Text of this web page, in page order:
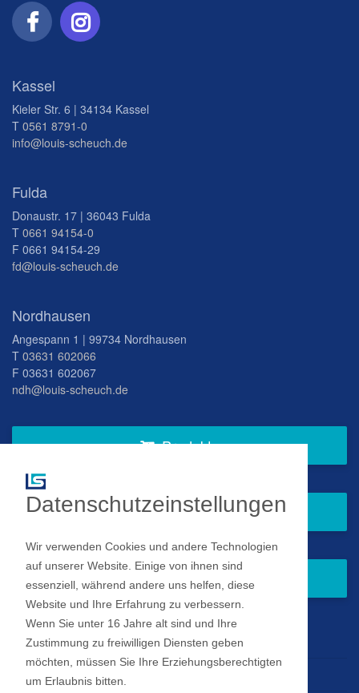
Kassel
Kieler Str. 6 | 34134 Kassel
T 0561 8791-0
info@louis-scheuch.de
Fulda
Donaustr. 17 | 36043 Fulda
T 0661 94154-0
F 0661 94154-29
fd@louis-scheuch.de
Nordhausen
Angespann 1 | 99734 Nordhausen
T 03631 602066
F 03631 602067
ndh@louis-scheuch.de
Produkte
Fragen Sie gern bei uns an
Zum Newsletter anmelden
Impressum
Datenschutz
Datenschutzeinstellungen
Wir verwenden Cookies und andere Technologien
auf unserer Website. Einige von ihnen sind
essenziell, während andere uns helfen, diese
Website und Ihre Erfahrung zu verbessern.
Wenn Sie unter 16 Jahre alt sind und Ihre
Zustimmung zu freiwilligen Diensten geben
möchten, müssen Sie Ihre Erziehungsberechtigten
um Erlaubnis bitten.